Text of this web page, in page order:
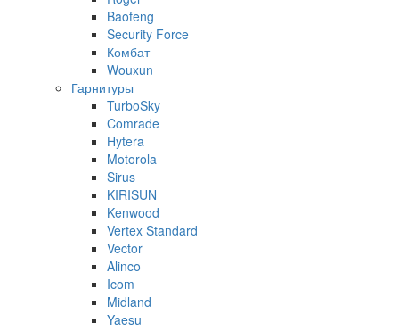
Baofeng
Security Force
Комбат
Wouxun
Гарнитуры
TurboSky
Comrade
Hytera
Motorola
Sirus
KIRISUN
Kenwood
Vertex Standard
Vector
Alinco
Icom
Midland
Yaesu